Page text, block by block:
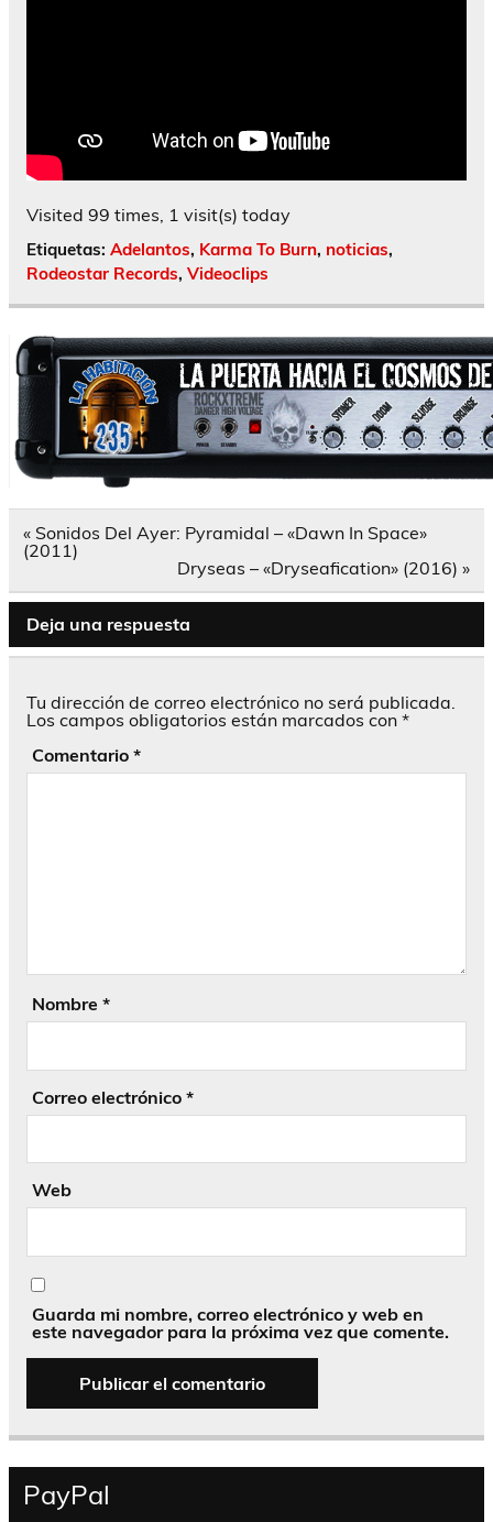
Visited 99 times, 1 visit(s) today
Etiquetas: Adelantos, Karma To Burn, noticias,
Rodeostar Records, Videoclips
Navegación
de
entradas
« Sonidos Del Ayer: Pyramidal – «Dawn In Space»
(2011)
Dryseas – «Dryseafication» (2016) »
Deja una respuesta
Tu dirección de correo electrónico no será publicada.
Los campos obligatorios están marcados con *
Comentario *
Nombre *
Correo electrónico *
Web
Guarda mi nombre, correo electrónico y web en
este navegador para la próxima vez que comente.
PayPal